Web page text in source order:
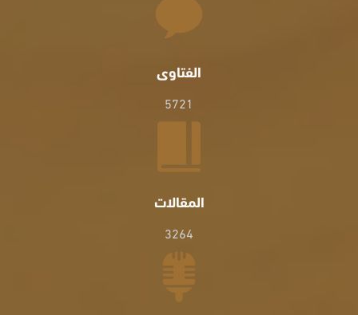
الفتاوى
5721
المقالات
3264